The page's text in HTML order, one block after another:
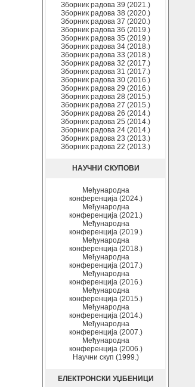
Зборник радова 39 (2021.)
Зборник радова 38 (2020.)
Зборник радова 37 (2020.)
Зборник радова 36 (2019.)
Зборник радова 35 (2019.)
Зборник радова 34 (2018.)
Зборник радова 33 (2018.)
Зборник радова 32 (2017.)
Зборник радова 31 (2017.)
Зборник радова 30 (2016.)
Зборник радова 29 (2016.)
Зборник радова 28 (2015.)
Зборник радова 27 (2015.)
Зборник радова 26 (2014.)
Зборник радова 25 (2014.)
Зборник радова 24 (2014.)
Зборник радова 23 (2013.)
Зборник радова 22 (2013.)
НАУЧНИ СКУПОВИ
Међународна
конференција (2024.)
Међународна
конференција (2021.)
Међународна
конференција (2019.)
Међународна
конференција (2018.)
Међународна
конференција (2017.)
Међународна
конференција (2016.)
Међународна
конференција (2015.)
Међународна
конференција (2014.)
Међународна
конференција (2007.)
Међународна
конференција (2006.)
Научни скуп (1999.)
ЕЛЕКТРОНСКИ УЏБЕНИЦИ